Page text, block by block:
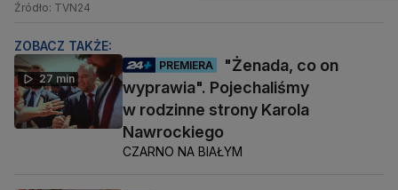
Źródło: TVN24
ZOBACZ TAKŻE:
27 min
PREMIERA
"Żenada, co on
wyprawia". Pojechaliśmy
w rodzinne strony Karola
Nawrockiego
CZARNO NA BIAŁYM